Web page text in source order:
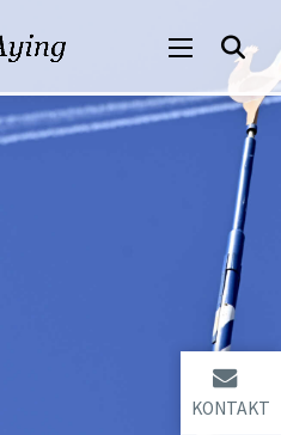
KONTAKT